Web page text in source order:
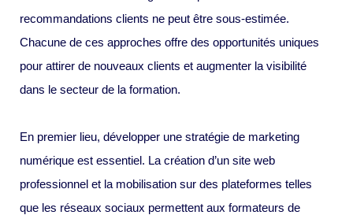
recommandations clients ne peut être sous-estimée.
Chacune de ces approches offre des opportunités uniques
pour attirer de nouveaux clients et augmenter la visibilité
dans le secteur de la formation.
En premier lieu, développer une stratégie de marketing
numérique est essentiel. La création d’un site web
professionnel et la mobilisation sur des plateformes telles
que les réseaux sociaux permettent aux formateurs de